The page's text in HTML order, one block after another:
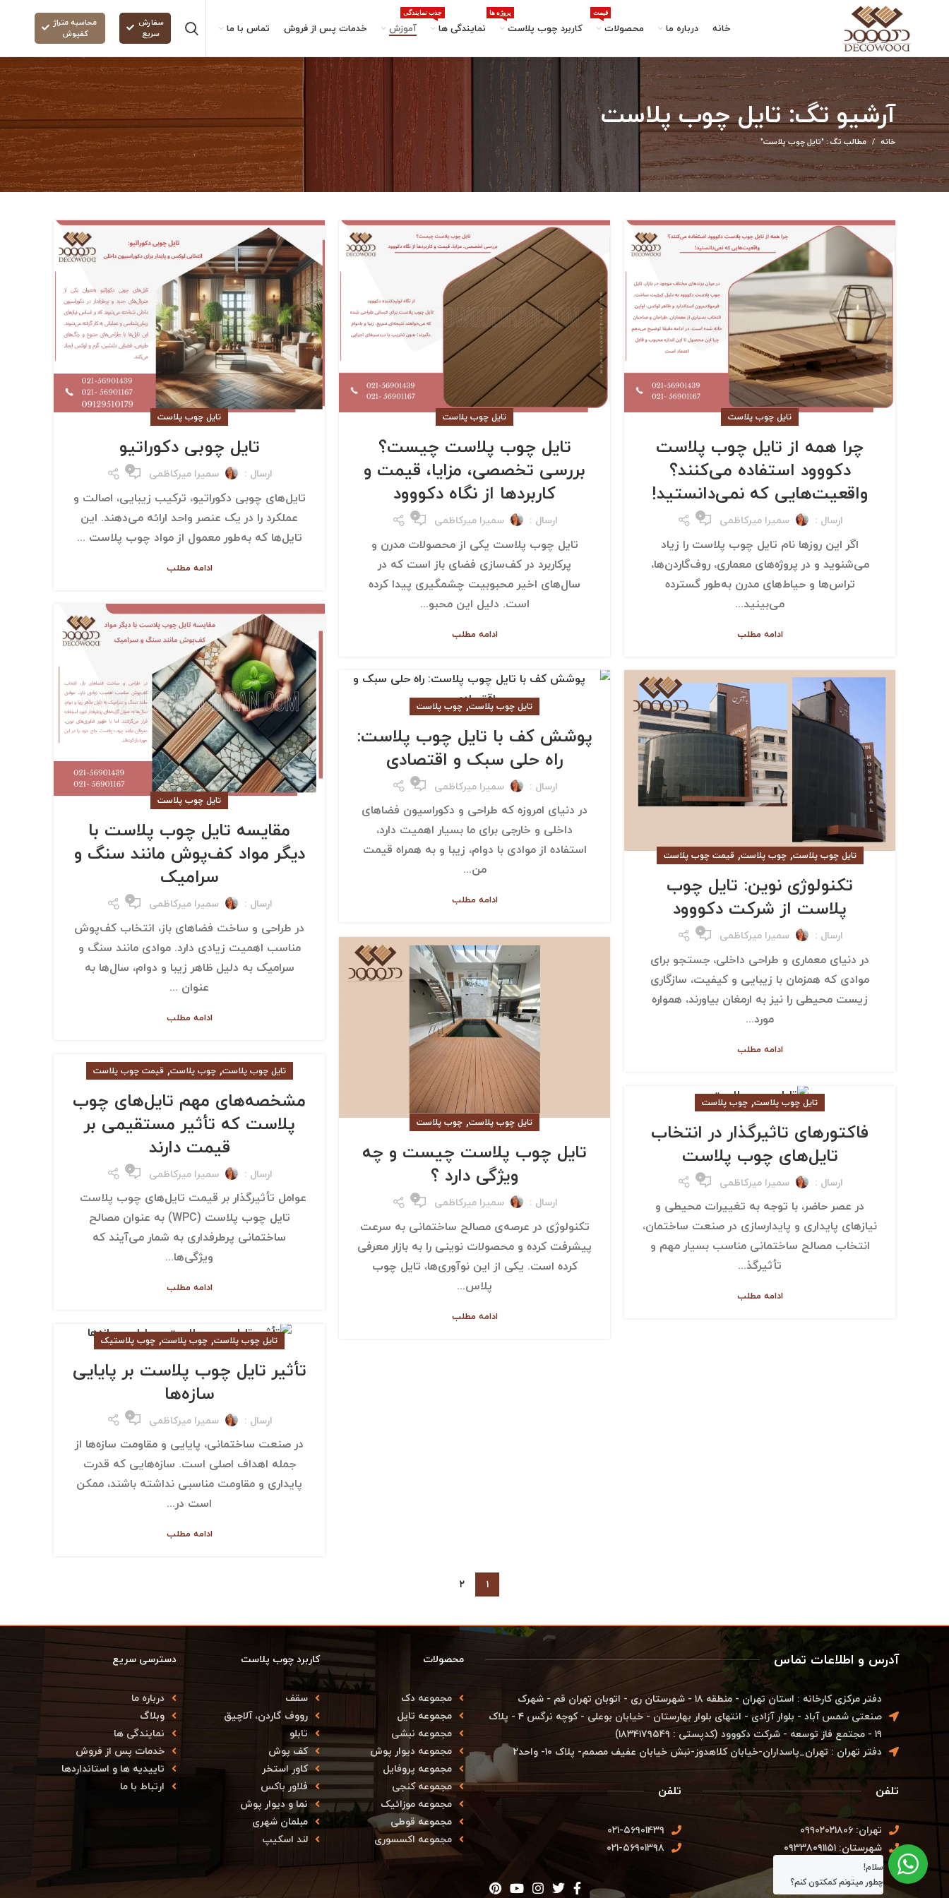
خانه درباره ما محصولات
قیمت
کاربرد چوب پلاست
پروژه ها
نمایندگی ها
جذب نمایندگی
آموزش خدمات پس از فروش تماس با ما
سفارش
سریع
محاسبه متراژ
کفپوش
آرشیو تگ: تایل چوب پلاست
خانه مطالب تگ : "تایل چوب پلاست"
تایل چوب پلاست
چرا همه از تایل چوب پلاست
دکووود استفاده می‌کنند؟
واقعیت‌هایی که نمی‌دانستید!
ارسال : سمیرا میرکاظمی ۰
اگر این روزها نام تایل چوب پلاست را زیاد
می‌شنوید و در پروژه‌های معماری، روف‌گاردن‌ها،
تراس‌ها و حیاط‌های مدرن به‌طور گسترده
می‌بینید...
ادامه مطلب
تایل چوب پلاست
تایل چوب پلاست چیست؟
بررسی تخصصی، مزایا، قیمت و
کاربردها از نگاه دکووود
ارسال : سمیرا میرکاظمی ۰
تایل چوب پلاست یکی از محصولات مدرن و
پرکاربرد در کف‌سازی فضای باز است که در
سال‌های اخیر محبوبیت چشمگیری پیدا کرده
است. دلیل این محبو...
ادامه مطلب
تایل چوب پلاست
تایل چوبی دکوراتیو
ارسال : سمیرا میرکاظمی ۰
تایل‌های چوبی دکوراتیو، ترکیب زیبایی، اصالت و
عملکرد را در یک عنصر واحد ارائه می‌دهند. این
تایل‌ها که به‌طور معمول از مواد چوب پلاست ...
ادامه مطلب
تایل چوب پلاست
مقایسه تایل چوب پلاست با
دیگر مواد کف‌پوش مانند سنگ و
سرامیک
ارسال : سمیرا میرکاظمی ۰
در طراحی و ساخت فضاهای باز، انتخاب کف‌پوش
مناسب اهمیت زیادی دارد. موادی مانند سنگ و
سرامیک به دلیل ظاهر زیبا و دوام، سال‌ها به
عنوان ...
ادامه مطلب
تایل چوب پلاست,چوب پلاست,قیمت چوب پلاست
تکنولوژی نوین: تایل چوب
پلاست از شرکت دکووود
ارسال : سمیرا میرکاظمی ۰
در دنیای معماری و طراحی داخلی، جستجو برای
موادی که همزمان با زیبایی و کیفیت، سازگاری
زیست محیطی را نیز به ارمغان بیاورند، همواره
مورد...
ادامه مطلب
تایل چوب پلاست, چوب پلاست
پوشش کف با تایل چوب پلاست:
راه حلی سبک و اقتصادی
ارسال : سمیرا میرکاظمی ۰
در دنیای امروزه که طراحی و دکوراسیون فضاهای
داخلی و خارجی برای ما بسیار اهمیت دارد،
استفاده از موادی با دوام، زیبا و به همراه قیمت
من...
ادامه مطلب
تایل چوب پلاست, چوب پلاست
تایل چوب پلاست چیست و چه
ویژگی دارد ؟
ارسال : سمیرا میرکاظمی ۰
تکنولوژی در عرصه‌ی مصالح ساختمانی به سرعت
پیشرفت کرده و محصولات نوینی را به بازار معرفی
کرده است. یکی از این نوآوری‌ها، تایل چوب
پلاس...
ادامه مطلب
تایل چوب پلاست,چوب پلاست,قیمت چوب پلاست
مشخصه‌های مهم تایل‌های چوب
پلاست که تأثیر مستقیمی بر
قیمت دارند
ارسال : سمیرا میرکاظمی ۰
عوامل تأثیرگذار بر قیمت تایل‌های چوب پلاست
تایل‌ چوب پلاست (WPC) به عنوان مصالح
ساختمانی پرطرفداری به شمار می‌آیند که
ویژگی‌ها...
ادامه مطلب
تایل چوب پلاست, چوب پلاست
فاکتورهای تاثیرگذار در انتخاب
تایل‌های چوب پلاست
ارسال : سمیرا میرکاظمی ۰
در عصر حاضر، با توجه به تغییرات محیطی و
نیازهای پایداری و پایدارسازی در صنعت ساختمان،
انتخاب مصالح ساختمانی مناسب بسیار مهم و
تأثیرگذ...
ادامه مطلب
تایل چوب پلاست, چوب پلاست, چوب پلاستیک
تأثیر تایل چوب پلاست بر پایایی
سازه‌ها
ارسال : سمیرا میرکاظمی ۰
در صنعت ساختمانی، پایایی و مقاومت سازه‌ها از
جمله اهداف اصلی است. سازه‌هایی که قدرت
پایداری و مقاومت مناسبی نداشته باشند، ممکن
است در...
ادامه مطلب
۱ ۲
دسترسی سریع
درباره ما
وبلاگ
نمایندگی ها
خدمات پس از فروش
تاییدیه ها و استانداردها
ارتباط با ما
کاربرد چوب پلاست
سقف
رووف گاردن، آلاچیق
تابلو
کف پوش
کاور استخر
فلاور باکس
نما و دیوار پوش
مبلمان شهری
لند اسکیپ
محصولات
مجموعه دک
مجموعه تایل
مجموعه نبشی
مجموعه دیوار پوش
مجموعه پروفایل
مجموعه کنجی
مجموعه موزائیک
مجموعه قوطی
مجموعه اکسسوری
آدرس و اطلاعات تماس
دفتر مرکزی کارخانه : استان تهران - منطقه ۱۸ - شهرستان ری - اتوبان تهران قم - شهرک
صنعتی شمس آباد - بلوار آزادی - انتهای بلوار بهارستان - خیابان بوعلی - کوچه نرگس ۴ - پلاک
۱۹ - مجتمع فاز توسعه - شرکت دکووود (کدپستی : ۱۸۳۴۱۷۹۵۴۹)
دفتر تهران : تهران_پاسداران-خیابان کلاهدوز-نبش خیابان عفیف مصمم- پلاک ۱۰- واحد۲
تلفن
۰۲۱-۵۶۹۰۱۴۳۹
۰۲۱-۵۶۹۰۱۳۹۸
تلفن
تهران: ۰۹۹۰۲۰۲۱۸۰۶
شهرستان: ۰۹۳۳۸۰۹۱۱۵۱
سلام!
چطور میتونم کمکتون کنم؟